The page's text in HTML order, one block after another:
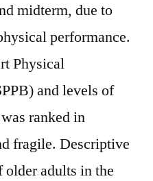
midterm, due to
performance.
Physical
and levels of
ranked in
fragile. Descriptive
older adults in the